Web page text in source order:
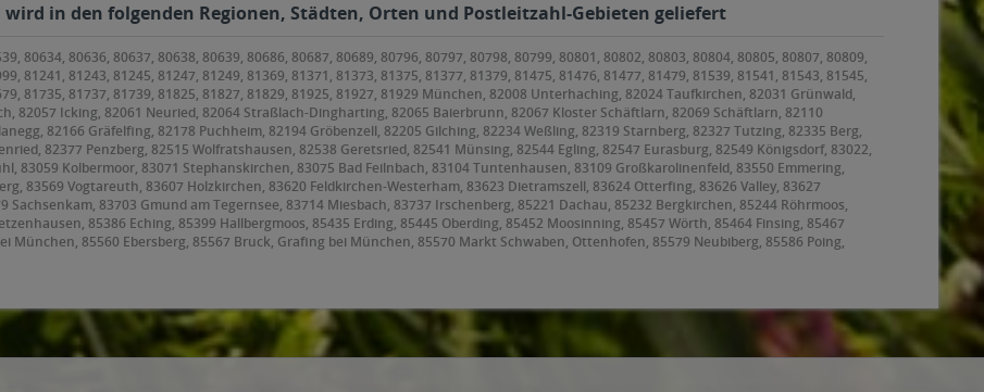
wird in den folgenden Regionen, Städten, Orten und Postleitzahl-Gebieten geliefert
80634, 80636, 80637, 80638, 80639, 80686, 80687, 80689, 80796, 80797, 80798, 80799, 80801, 80802, 80803, 80804, 80805, 80807, 80809,
81241, 81243, 81245, 81247, 81249, 81369, 81371, 81373, 81375, 81377, 81379, 81475, 81476, 81477, 81479, 81539, 81541, 81543, 81545,
81735, 81737, 81739, 81825, 81827, 81829, 81925, 81927, 81929 München, 82008 Unterhaching, 82024 Taufkirchen, 82031 Grünwald,
82057 Icking, 82061 Neuried, 82064 Straßlach-Dingharting, 82065 Baierbrunn, 82067 Kloster Schäftlarn, 82069 Schäftlarn, 82110
82166 Gräfelfing, 82178 Puchheim, 82194 Gröbenzell, 82205 Gilching, 82234 Weßling, 82319 Starnberg, 82327 Tutzing, 82335 Berg,
82377 Penzberg, 82515 Wolfratshausen, 82538 Geretsried, 82541 Münsing, 82544 Egling, 82547 Eurasburg, 82549 Königsdorf, 83022,
83059 Kolbermoor, 83071 Stephanskirchen, 83075 Bad Feilnbach, 83104 Tuntenhausen, 83109 Großkarolinenfeld, 83550 Emmering,
83569 Vogtareuth, 83607 Holzkirchen, 83620 Feldkirchen-Westerham, 83623 Dietramszell, 83624 Otterfing, 83626 Valley, 83627
Sachsenkam, 83703 Gmund am Tegernsee, 83714 Miesbach, 83737 Irschenberg, 85221 Dachau, 85232 Bergkirchen, 85244 Röhrmoos,
85386 Eching, 85399 Hallbergmoos, 85435 Erding, 85445 Oberding, 85452 Moosinning, 85457 Wörth, 85464 Finsing, 85467
München, 85560 Ebersberg, 85567 Bruck, Grafing bei München, 85570 Markt Schwaben, Ottenhofen, 85579 Neubiberg, 85586 Poing,